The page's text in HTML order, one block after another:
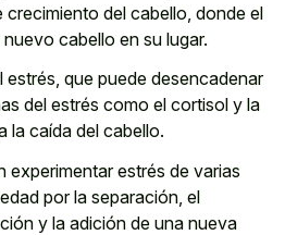
crecimiento del cabello, donde el
cabello en su lugar.
que puede desencadenar
del estrés como el cortisol y la
la caída del cabello.
experimentar estrés de varias
por la separación, el
y la adición de una nueva